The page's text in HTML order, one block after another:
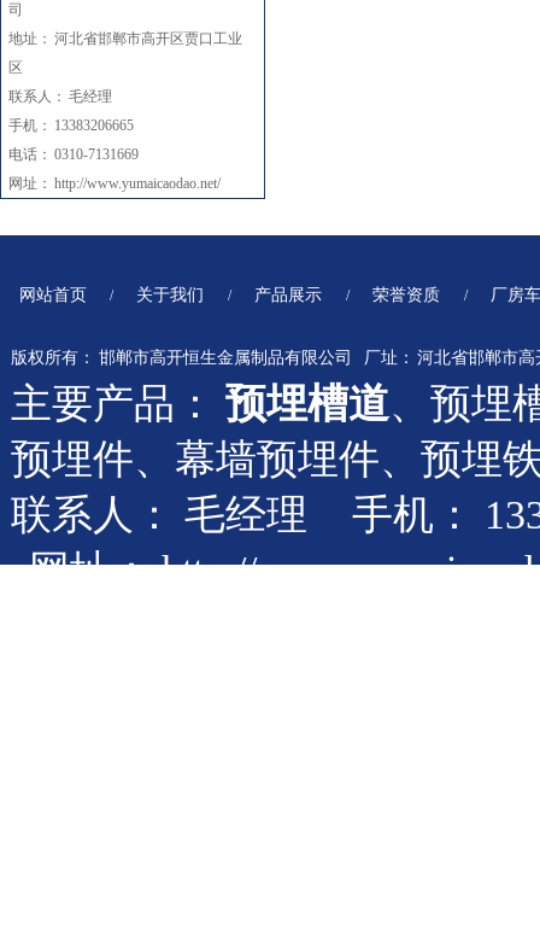
司
地址： 河北省邯郸市高开区贾口工业
区
联系人： 毛经理
手机： 13383206665
电话： 0310-7131669
网址： http://www.yumaicaodao.net/
网站首页 / 关于我们 / 产品展示 / 荣誉资质 / 厂房
版权所有： 邯郸市高开恒生金属制品有限公司 厂址： 河北省邯郸市
主要产品： 预埋槽道、预埋
预埋件、幕墙预埋件、预埋
联系人： 毛经理 手机：
网址：http://